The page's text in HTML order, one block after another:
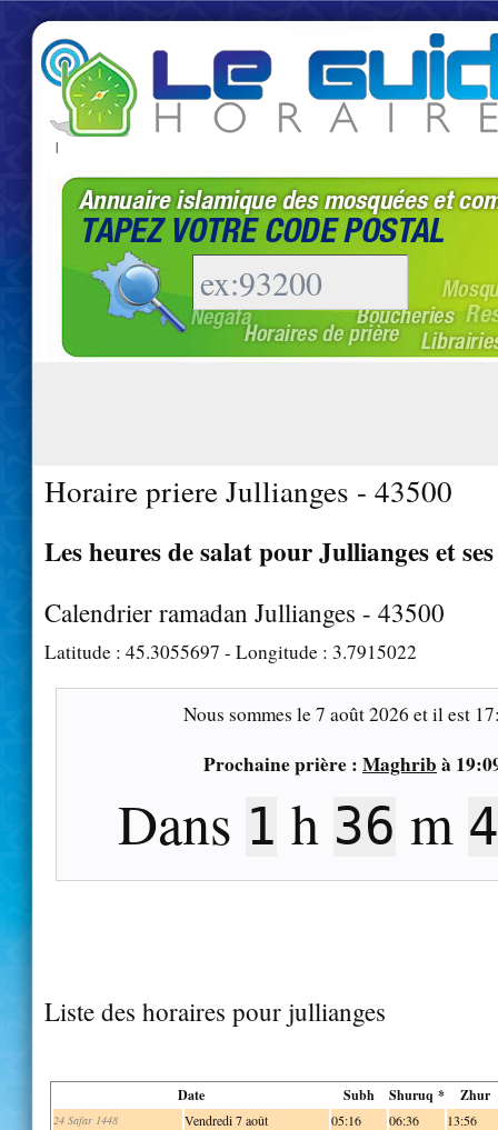
|
Horaire priere Jullianges - 43500
Les heures de salat pour Jullianges et
Calendrier ramadan Jullianges - 43500
Latitude : 45.3055697 - Longitude : 3.7915022
Nous sommes le7 août 2026 et il est
Prochaine prière : Maghrib à
Dans 1 h 36 m
Liste des horaires pour jullianges
Date Subh Shuruq * Zhur
24 Safar 1448 Vendredi 7 août 05:16 06:36 13:56